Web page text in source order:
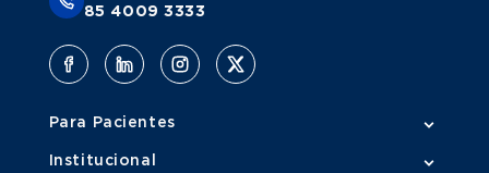
Fibrilação atrial
o risco de acidente vascular cerebral (AVC) e
insuficiência cardíaca.
Taquicardia ventricular: arritmia rápida e grave que
extremos, parada cardíaca.
Bradicardia: batimentos cardíacos anormalmente
85 4009 3333
Para Pacientes
Institucional